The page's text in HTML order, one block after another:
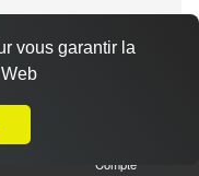
Compte
vous garantir la